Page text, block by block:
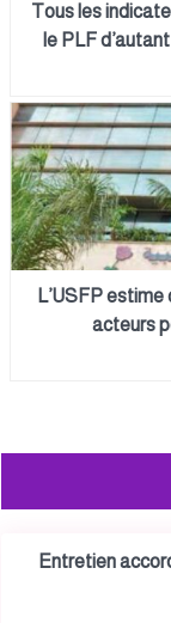
Tous les
le PLF
L’USFP
acteurs
Entretien